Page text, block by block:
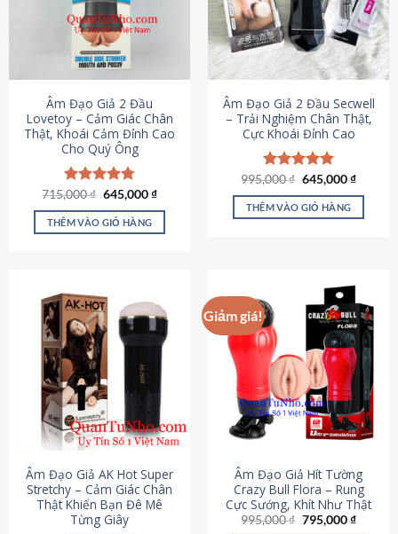
Âm Đạo Giả 2 Đầu
Lovetoy – Cảm Giác Chân
Thật, Khoái Cảm Đỉnh Cao
Cho Quý Ông
Được xếp
hạng4.79
5 sao
715,000₫ Giá
là:
715,000 ₫.
645,000₫Giá
tại
THÊM VÀO GIỎ HÀNG
Âm Đạo Giả 2 Đầu Secwell
– Trải Nghiệm Chân Thật,
Cực Khoái Đỉnh Cao
Được xếp
hạng4.88
5 sao
995,000₫ Giá
là:
995,000 ₫.
645,000₫Giá
tại
THÊM VÀO GIỎ HÀNG
Âm Đạo Giả AK Hot Super
Stretchy – Cảm Giác Chân
Thật Khiến Bạn Đê Mê
Từng Giây
Giảm giá!
Âm Đạo Giả Hít Tường
Crazy Bull Flora – Rung
Cực Sướng, Khít Như Thật
995,000₫ Giá
795,000₫Giá